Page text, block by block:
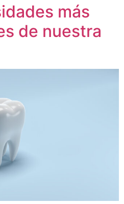
más
de nuestra